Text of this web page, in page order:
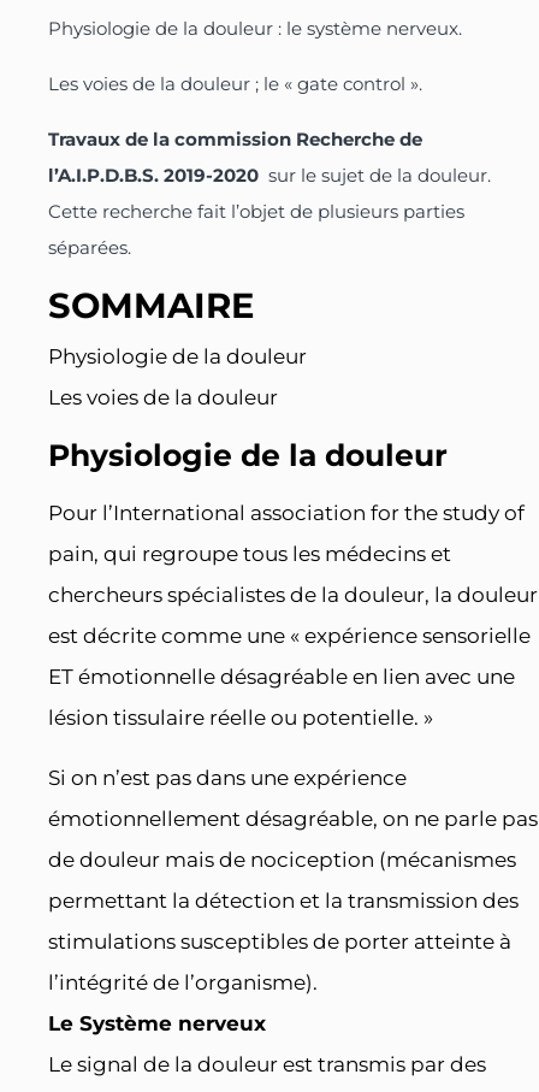
Physiologie de la douleur : le système nerveux.
Les voies de la douleur ; le « gate control ».
Travaux de la commission Recherche de
l’A.I.P.D.B.S. 2019-2020 sur le sujet de la douleur.
Cette recherche fait l’objet de plusieurs parties
séparées.
SOMMAIRE
Physiologie de la douleur
Les voies de la douleur
Physiologie de la douleur
Pour l’International association for the study of
pain, qui regroupe tous les médecins et
chercheurs spécialistes de la douleur, la douleur
est décrite comme une « expérience sensorielle
ET émotionnelle désagréable en lien avec une
lésion tissulaire réelle ou potentielle. »
Si on n’est pas dans une expérience
émotionnellement désagréable, on ne parle pas
de douleur mais de nociception (mécanismes
permettant la détection et la transmission des
stimulations susceptibles de porter atteinte à
l’intégrité de l’organisme).
Le Système nerveux
Le signal de la douleur est transmis par des